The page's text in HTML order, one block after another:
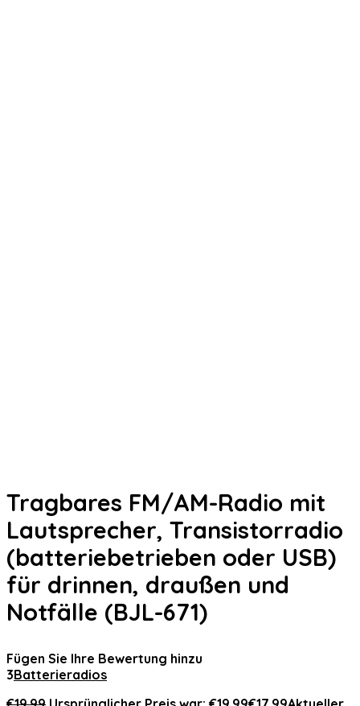
Tragbares FM/AM-Radio mit
Lautsprecher, Transistorradio
(batteriebetrieben oder USB)
für drinnen, draußen und
Notfälle (BJL-671)
Fügen Sie Ihre Bewertung hinzu
3Batterieradios